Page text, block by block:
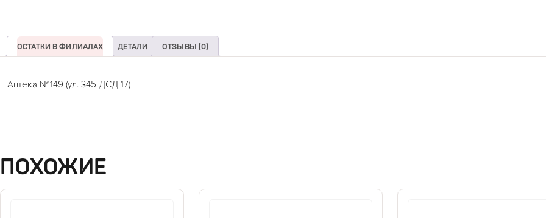
ОСТАТКИ В ФИЛИАЛАХ ДЕТАЛИ ОТЗЫВЫ (0)
Аптека №149 (ул. 345 ДСД 17)
ПОХОЖИЕ